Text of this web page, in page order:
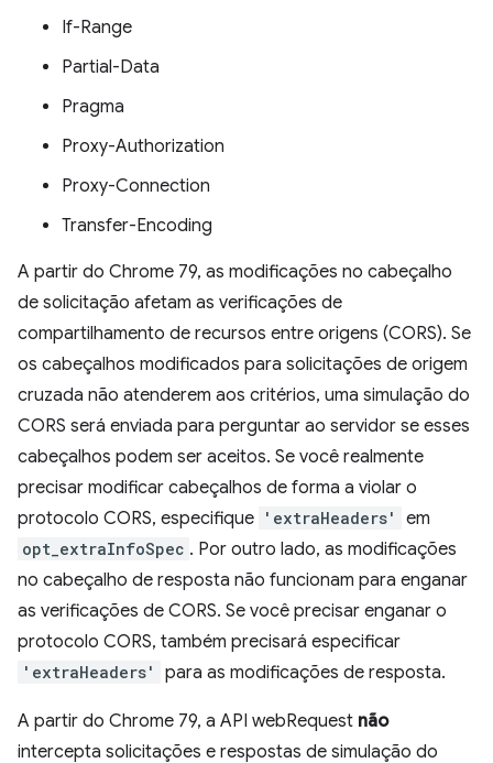
If-Range
Partial-Data
Pragma
Proxy-Authorization
Proxy-Connection
Transfer-Encoding
A partir do Chrome 79, as modificações no cabeçalho
de solicitação afetam as verificações de
compartilhamento de recursos entre origens (CORS). Se
os cabeçalhos modificados para solicitações de origem
cruzada não atenderem aos critérios, uma simulação do
CORS será enviada para perguntar ao servidor se esses
cabeçalhos podem ser aceitos. Se você realmente
precisar modificar cabeçalhos de forma a violar o
protocolo CORS, especifique 'extraHeaders' em
opt_extraInfoSpec . Por outro lado, as modificações
no cabeçalho de resposta não funcionam para enganar
as verificações de CORS. Se você precisar enganar o
protocolo CORS, também precisará especificar
'extraHeaders' para as modificações de resposta.
A partir do Chrome 79, a API webRequest não
intercepta solicitações e respostas de simulação do